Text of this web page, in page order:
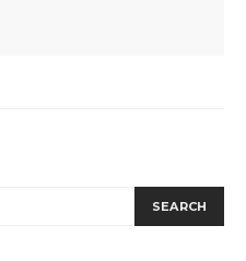
SEARCH